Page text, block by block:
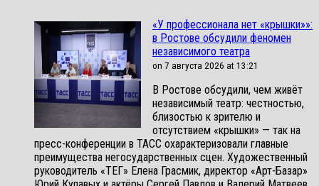
«У профессионала нет «крышки»»:
в Ростове обсудили феномен
независимого театра
on 7 августа 2026 at 13:21
В Ростове обсудили, чем живёт
независимый театр: честностью,
близостью к зрителю и
отсутствием «крышки» — так на
пресс-конференции в ТАСС охарактеризовали главные
преимущества негосударственных сцен. Художественный
руководитель «ТЕГ» Елена Грасмик, директор «Арт-Базар»